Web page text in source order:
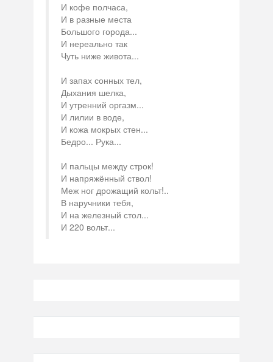
И кофе полчаса,
И в разные места
Большого города...
И нереально так
Чуть ниже живота...
И запах сонных тел,
Дыхания шелка,
И утренний оргазм...
И лилии в воде,
И кожа мокрых стен...
Бедро... Рука...
И пальцы между строк!
И напряжённый ствол!
Меж ног дрожащий кольт!..
В наручники тебя,
И на железный стол...
И 220 вольт...